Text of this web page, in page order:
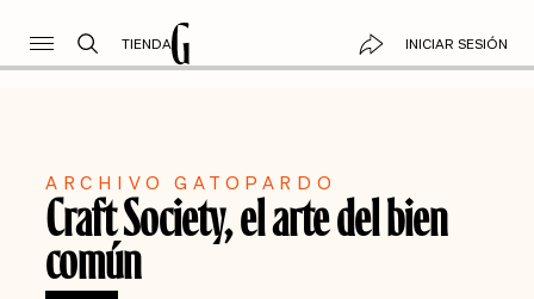
TIENDA INICIAR SESIÓN
ARCHIVO GATOPARDO
Craft Society, el arte del bien
común